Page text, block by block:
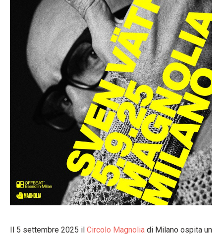
Il 5 settembre 2025 il Circolo Magnolia di Milano ospita un